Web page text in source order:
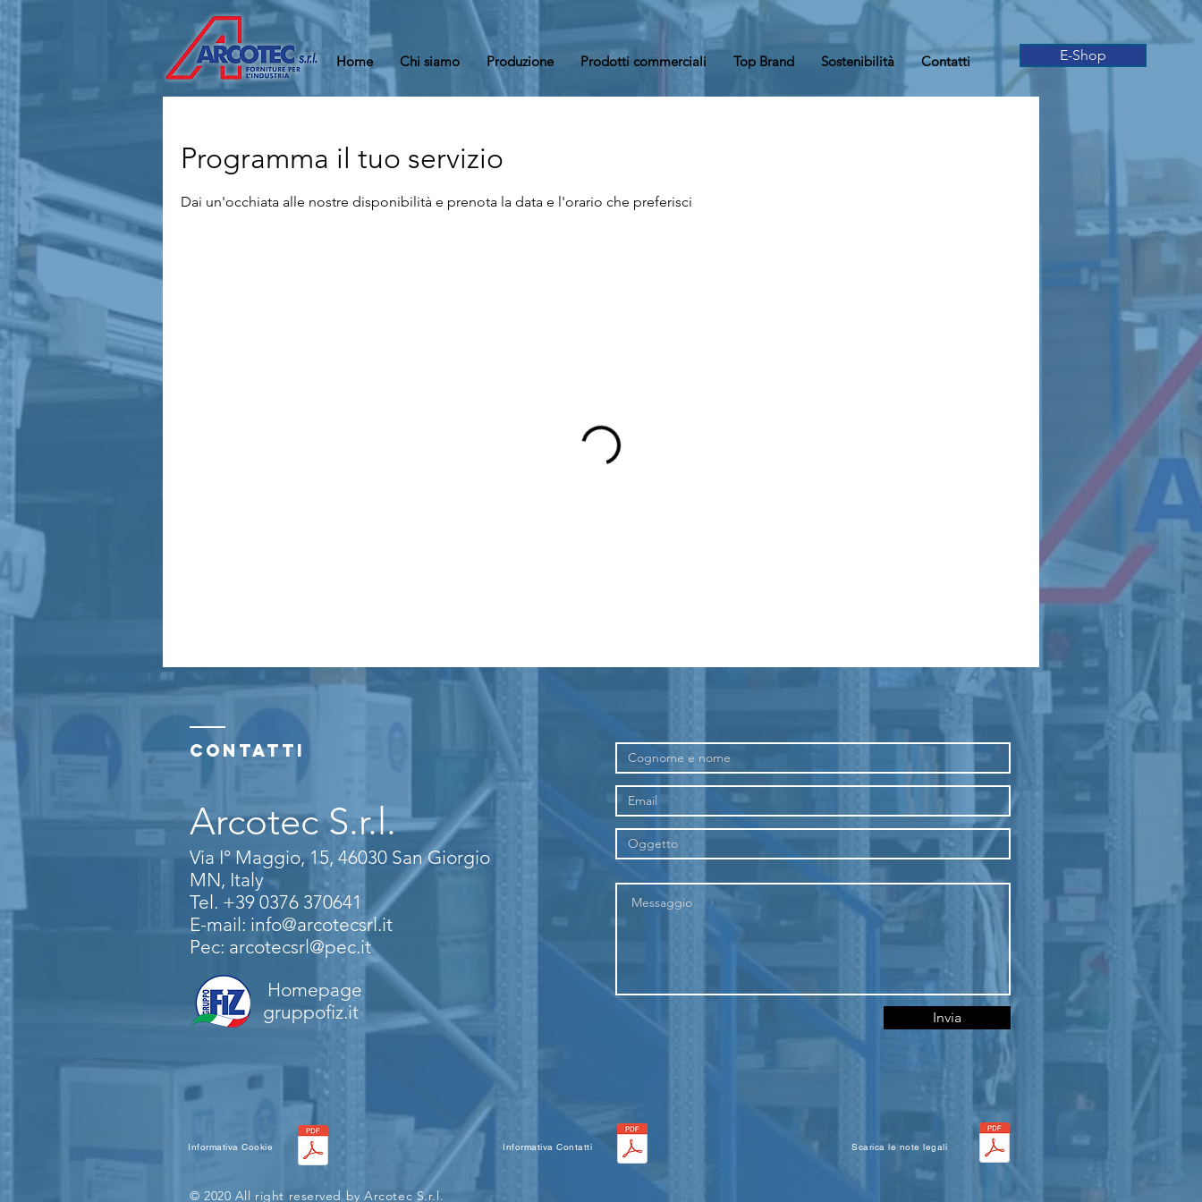
Home Chi siamo Produzione Prodotti commerciali Top Brand Sostenibilità Contatti E-Shop
Programma il tuo servizio
Dai un'occhiata alle nostre disponibilità e prenota la data e l'orario che preferisci
Contatti
Arcotec S.r.l.
Via I° Maggio, 15, 46030 San Giorgio
MN, Italy
Tel. +39 0376 370641
E-mail: info@arcotecsrl.it
Pec: arcotecsrl@pec.it
Homepage
gruppofiz.it
Invia
Informativa Cookie Informativa Contatti Scarica le note legali
© 2020 All right reserved by Arcotec S.r.l.